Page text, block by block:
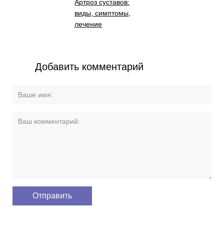
Артроз суставов:
виды, симптомы,
лечение
Добавить комментарий